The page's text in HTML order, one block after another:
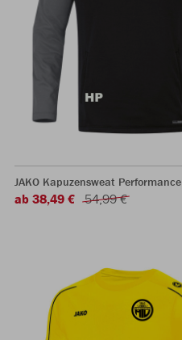
JAKO Kapuzensweat Performance
ab 38,49 € 54,99 €